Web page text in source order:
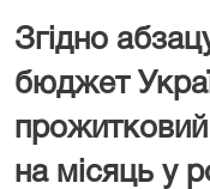
Згідно
бюджет
на місяць у